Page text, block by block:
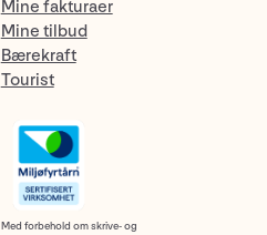
Mine fakturaer
Mine tilbud
Bærekraft
Tourist
Med forbehold om skrive- og